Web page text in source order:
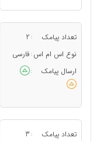
تعداد پیامک :
2
نوع اس ام اس : فارسی
ارسال پیامک
:
تعداد پیامک :
3